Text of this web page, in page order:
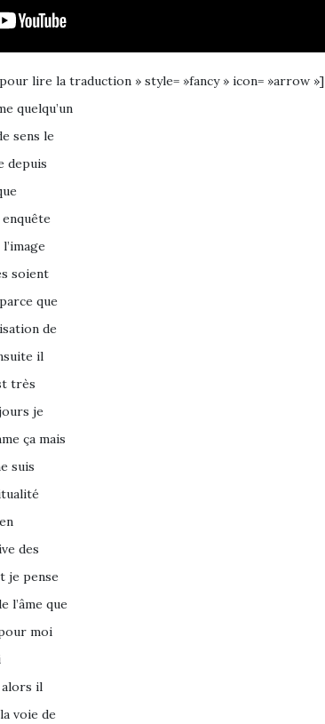
lire la traduction » style= »fancy » icon= »arrow »]
quelqu’un
sens le
depuis
soient
que
de
il
très
je
ça mais
suis
des
je pense
l’âme que
moi
il
voie de